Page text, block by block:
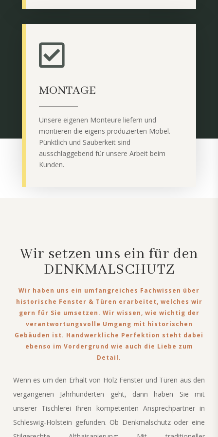

MONTAGE
Unsere eigenen Monteure liefern und
montieren die eigens produzierten Möbel.
Pünktlich und Sauberkeit sind
ausschlaggebend für unsere Arbeit beim
Kunden.
Wir setzen uns ein für den
DENKMALSCHUTZ
Wir haben uns ein umfangreiches Fachwissen über
historische Fenster & Türen erarbeitet, welches wir
gern für Sie umsetzen. Wir wissen, wie wichtig der
verantwortungsvolle Umgang mit historischen
Gebäuden ist. Handwerkliche Perfektion steht dabei
ebenso im Vordergrund wie auch die Liebe zum
Detail.
Wenn es um den Erhalt von Holz Fenster und Türen aus den
vergangenen Jahrhunderten geht, dann haben Sie mit
unserer Tischlerei Ihren kompetenten Ansprechpartner in
Schleswig-Holstein gefunden. Ob Denkmalschutz oder eine